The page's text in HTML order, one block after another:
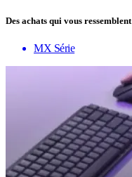
Des achats qui vous ressemblent
MX Série